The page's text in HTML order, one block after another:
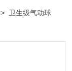
> 卫生级气动球